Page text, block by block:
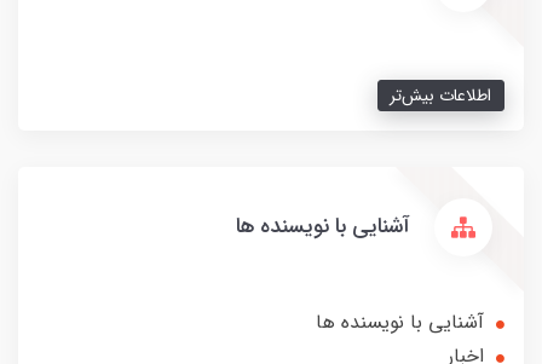
اطلاعات بیش‌تر
آشنایی با نویسنده ها
آشنایی با نویسنده ها
اخبار